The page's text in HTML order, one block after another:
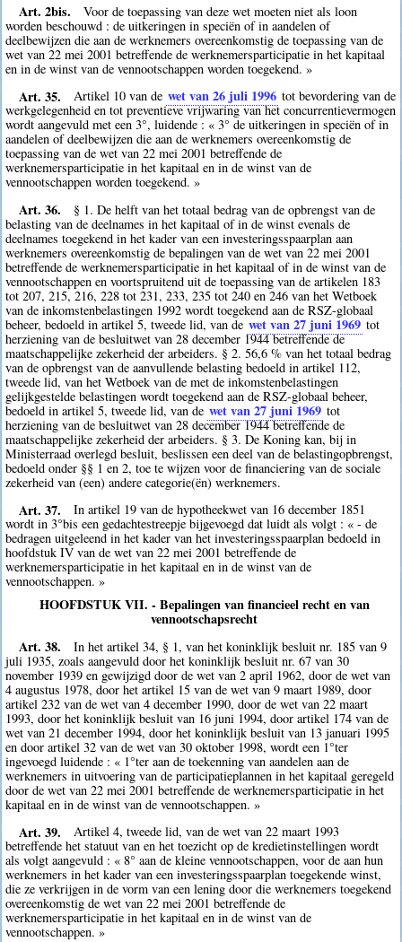
Art. 2bis.
Voor de toepassing van deze wet moeten niet als loon
worden beschouwd : de uitkeringen in speciën of in aandelen of
deelbewijzen die aan de werknemers overeenkomstig de toepassing van de
wet van 22 mei 2001 betreffende de werknemersparticipatie in het kapitaal
en in de winst van de vennootschappen worden toegekend. »
Art. 35. Artikel 10 van de wet van 26 juli 1996 tot bevordering van de
werkgelegenheid en tot preventieve vrijwaring van het concurrentievermogen
wordt aangevuld met een 3°, luidende : « 3° de uitkeringen in speciën of in
aandelen of deelbewijzen die aan de werknemers overeenkomstig de
toepassing van de wet van 22 mei 2001 betreffende de
werknemersparticipatie in het kapitaal en in de winst van de
vennootschappen worden toegekend. »
Art. 36.
§ 1. De helft van het totaal bedrag van de opbrengst van de
belasting van de deelnames in het kapitaal of in de winst evenals de
deelnames toegekend in het kader van een investeringsspaarplan aan
werknemers overeenkomstig de bepalingen van de wet van 22 mei 2001
betreffende de werknemersparticipatie in het kapitaal of in de winst van de
vennootschappen en voortspruitend uit de toepassing van de artikelen 183
tot 207, 215, 216, 228 tot 231, 233, 235 tot 240 en 246 van het Wetboek
van de inkomstenbelastingen 1992 wordt toegekend aan de RSZ-globaal
beheer, bedoeld in artikel 5, tweede lid, van de wet van 27 juni 1969 tot
herziening van de besluitwet van 28 december 1944 betreffende de
maatschappelijke zekerheid der arbeiders. § 2. 56,6 % van het totaal bedrag
van de opbrengst van de aanvullende belasting bedoeld in artikel 112,
tweede lid, van het Wetboek van de met de inkomstenbelastingen
gelijkgestelde belastingen wordt toegekend aan de RSZ-globaal beheer,
bedoeld in artikel 5, tweede lid, van de wet van 27 juni 1969 tot
herziening van de besluitwet van 28 december 1944 betreffende de
maatschappelijke zekerheid der arbeiders. § 3. De Koning kan, bij in
Ministerraad overlegd besluit, beslissen een deel van de belastingopbrengst,
bedoeld onder §§ 1 en 2, toe te wijzen voor de financiering van de sociale
zekerheid van (een) andere categorie(ën) werknemers.
Art. 37.
In artikel 19 van de hypotheekwet van 16 december 1851
wordt in 3°bis een gedachtestreepje bijgevoegd dat luidt als volgt : « - de
bedragen uitgeleend in het kader van het investeringsspaarplan bedoeld in
hoofdstuk IV van de wet van 22 mei 2001 betreffende de
werknemersparticipatie in het kapitaal en in de winst van de
vennootschappen. »
HOOFDSTUK VII. - Bepalingen van financieel recht en van
vennootschapsrecht
Art. 38.
In het artikel 34, § 1, van het koninklijk besluit nr. 185 van 9
juli 1935, zoals aangevuld door het koninklijk besluit nr. 67 van 30
november 1939 en gewijzigd door de wet van 2 april 1962, door de wet van
4 augustus 1978, door het artikel 15 van de wet van 9 maart 1989, door
artikel 232 van de wet van 4 december 1990, door de wet van 22 maart
1993, door het koninklijk besluit van 16 juni 1994, door artikel 174 van de
wet van 21 december 1994, door het koninklijk besluit van 13 januari 1995
en door artikel 32 van de wet van 30 oktober 1998, wordt een 1°ter
ingevoegd luidende : « 1°ter aan de toekenning van aandelen aan de
werknemers in uitvoering van de participatieplannen in het kapitaal geregeld
door de wet van 22 mei 2001 betreffende de werknemersparticipatie in het
kapitaal en in de winst van de vennootschappen. »
Art. 39.
Artikel 4, tweede lid, van de wet van 22 maart 1993
betreffende het statuut van en het toezicht op de kredietinstellingen wordt
als volgt aangevuld : « 8° aan de kleine vennootschappen, voor de aan hun
werknemers in het kader van een investeringsspaarplan toegekende winst,
die ze verkrijgen in de vorm van een lening door die werknemers toegekend
overeenkomstig de wet van 22 mei 2001 betreffende de
werknemersparticipatie in het kapitaal en in de winst van de
vennootschappen. »